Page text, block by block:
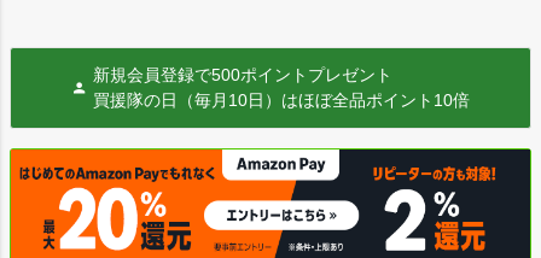
新規会員登録で500ポイントプレゼント
買援隊の日（毎月10日）はほぼ全品ポイント10倍